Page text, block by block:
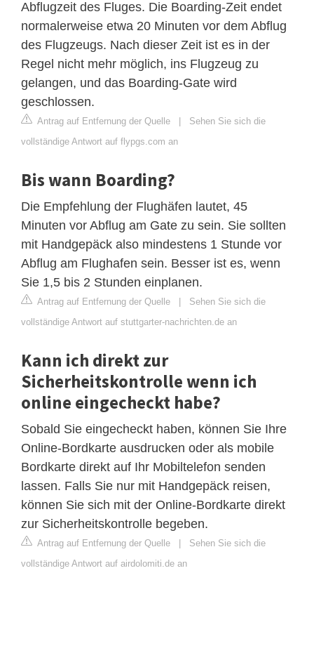
Abflugzeit des Fluges. Die Boarding-Zeit endet
normalerweise etwa 20 Minuten vor dem Abflug
des Flugzeugs. Nach dieser Zeit ist es in der
Regel nicht mehr möglich, ins Flugzeug zu
gelangen, und das Boarding-Gate wird
geschlossen.
Antrag auf Entfernung der Quelle | Sehen Sie sich die
vollständige Antwort auf flypgs.com an
Bis wann Boarding?
Die Empfehlung der Flughäfen lautet, 45
Minuten vor Abflug am Gate zu sein. Sie sollten
mit Handgepäck also mindestens 1 Stunde vor
Abflug am Flughafen sein. Besser ist es, wenn
Sie 1,5 bis 2 Stunden einplanen.
Antrag auf Entfernung der Quelle | Sehen Sie sich die
vollständige Antwort auf stuttgarter-nachrichten.de an
Kann ich direkt zur
Sicherheitskontrolle wenn ich
online eingecheckt habe?
Sobald Sie eingecheckt haben, können Sie Ihre
Online-Bordkarte ausdrucken oder als mobile
Bordkarte direkt auf Ihr Mobiltelefon senden
lassen. Falls Sie nur mit Handgepäck reisen,
können Sie sich mit der Online-Bordkarte direkt
zur Sicherheitskontrolle begeben.
Antrag auf Entfernung der Quelle | Sehen Sie sich die
vollständige Antwort auf airdolomiti.de an